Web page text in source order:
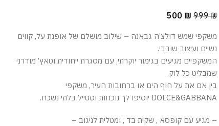
999₪
500 ₪
משקפי שמש דולצ’ה גבאנה – שילוב מושלם של אופנת על, קווים
נשיים ועיצוב שובבי.
המשקפיים מגיעים בגימור יוקרתי, עם מסגרת ייחודית וטאץ’ מודרני
שמבליט כל לוק.
בין אם את על חוף הים או ברחובות העיר, משקפי
DOLCE&GABBANA יוסיפו לך נוכחות וסטייל בלתי נשכח.
– מגיע עם קופסא , שקית בד , ומטלית לניגוב –